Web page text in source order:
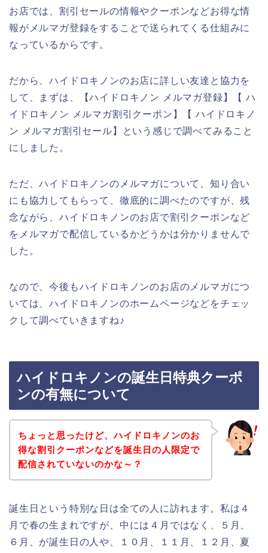
お店では、割引セールの情報やクーポンなどお得な情
報がメルマガ登録をすることで送られてくる仕組みに
なっているからです。
だから、ハイドロキノンのお店に詳しい友達と協力を
して、まずは、【ハイドロキノン メルマガ登録】【 ハ
イドロキノン メルマガ割引クーポン】【 ハイドロキノ
ン メルマガ割引セール】という感じで調べてみること
にしました。
ただ、ハイドロキノンのメルマガについて、知り合い
にも協力してもらって、徹底的に調べたのですが、残
念ながら、ハイドロキノンのお店で割引クーポンなど
をメルマガで配信しているかどうかは分かりませんで
した。
なので、今後もハイドロキノンのお店のメルマガにつ
いては、ハイドロキノンのホームページなどをチェッ
クして調べていきますね♪
ハイドロキノンの誕生日特典クーポ
ンの有無について
ちょっと思ったけど、ハイドロキノンのお
得な割引クーポンなどを誕生日の人限定で
配信されていないのかな～？
誕生日という特別な日は全ての人に訪れます。私は４
月で春の生まれですが、中には４月ではなく、５月、
６月、が誕生日の人や、１０月、１１月、１２月、夏